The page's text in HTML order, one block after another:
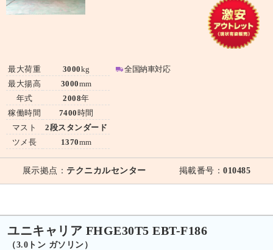
最大荷重
最大揚高
年式
稼働時間
マスト
ツメ長
3000kg
3000mm
2008年
7400 時間
2段スタンダード
1370mm
全国納車対応
展示拠点： テクニカルセンター 掲載番号：010485
ユニキャリア FHGE30T5 EBT-F186
（3.0トン ガソリン）